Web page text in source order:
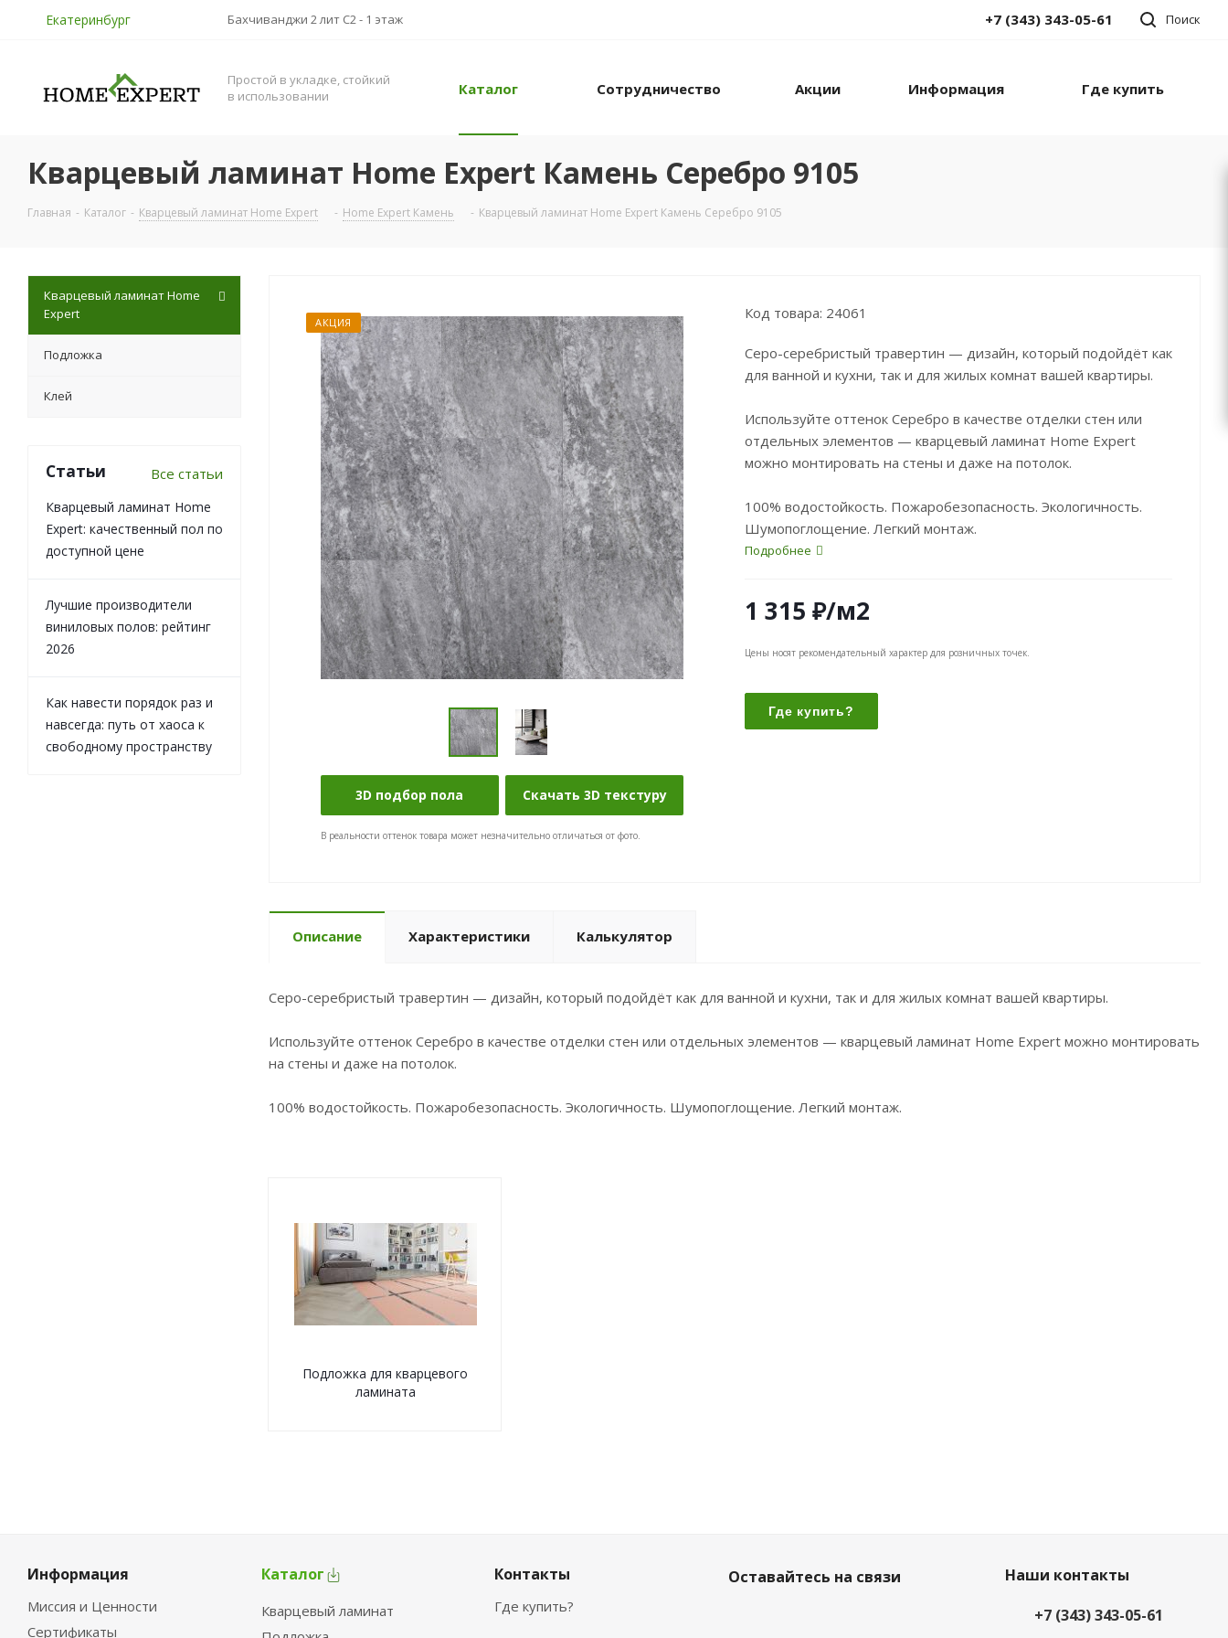
Екатеринбург Бахчиванджи 2 лит С2 - 1 этаж Поиск
+7 (343) 343-05-61
Простой в укладке, стойкий
в использовании
Каталог Сотрудничество Акции Информация Где купить
Кварцевый ламинат Home Expert Камень Серебро 9105
Главная - Каталог - Кварцевый ламинат Home Expert - Home Expert Камень - Кварцевый ламинат Home Expert Камень Серебро 9105
АКЦИЯ
3D подбор пола Скачать 3D текстуру
В реальности оттенок товара может незначительно отличаться от фото.
Код товара: 24061
Серо-серебристый травертин — дизайн, который подойдёт как
для ванной и кухни, так и для жилых комнат вашей квартиры.
Используйте оттенок Серебро в качестве отделки стен или
отдельных элементов — кварцевый ламинат Home Expert
можно монтировать на стены и даже на потолок.
100% водостойкость. Пожаробезопасность. Экологичность.
Шумопоглощение. Легкий монтаж.
Подробнее
1 315 ₽/м2
Цены носят рекомендательный характер для розничных точек.
Где купить?
Описание Характеристики Калькулятор
Серо-серебристый травертин — дизайн, который подойдёт как для ванной и кухни, так и для жилых комнат вашей квартиры.
Используйте оттенок Серебро в качестве отделки стен или отдельных элементов — кварцевый ламинат Home Expert можно монтировать
на стены и даже на потолок.
100% водостойкость. Пожаробезопасность. Экологичность. Шумопоглощение. Легкий монтаж.
Подложка для кварцевого
ламината
Кварцевый ламинат Home
Expert
Подложка
Клей
Статьи Все статьи
Кварцевый ламинат Home
Expert: качественный пол по
доступной цене
Лучшие производители
виниловых полов: рейтинг
2026
Как навести порядок раз и
навсегда: путь от хаоса к
свободному пространству
Информация
Миссия и Ценности
Сертификаты
Каталог
Кварцевый ламинат
Контакты
Где купить?
Оставайтесь на связи
Наши контакты
+7 (343) 343-05-61